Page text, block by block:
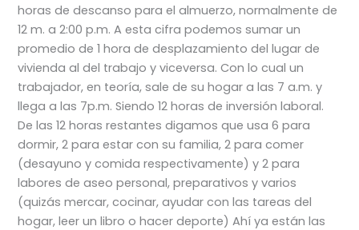
horas de descanso para el almuerzo, normalmente de
12 m. a 2:00 p.m. A esta cifra podemos sumar un
promedio de 1 hora de desplazamiento del lugar de
vivienda al del trabajo y viceversa. Con lo cual un
trabajador, en teoría, sale de su hogar a las 7 a.m. y
llega a las 7p.m. Siendo 12 horas de inversión laboral.
De las 12 horas restantes digamos que usa 6 para
dormir, 2 para estar con su familia, 2 para comer
(desayuno y comida respectivamente) y 2 para
labores de aseo personal, preparativos y varios
(quizás mercar, cocinar, ayudar con las tareas del
hogar, leer un libro o hacer deporte) Ahí ya están las